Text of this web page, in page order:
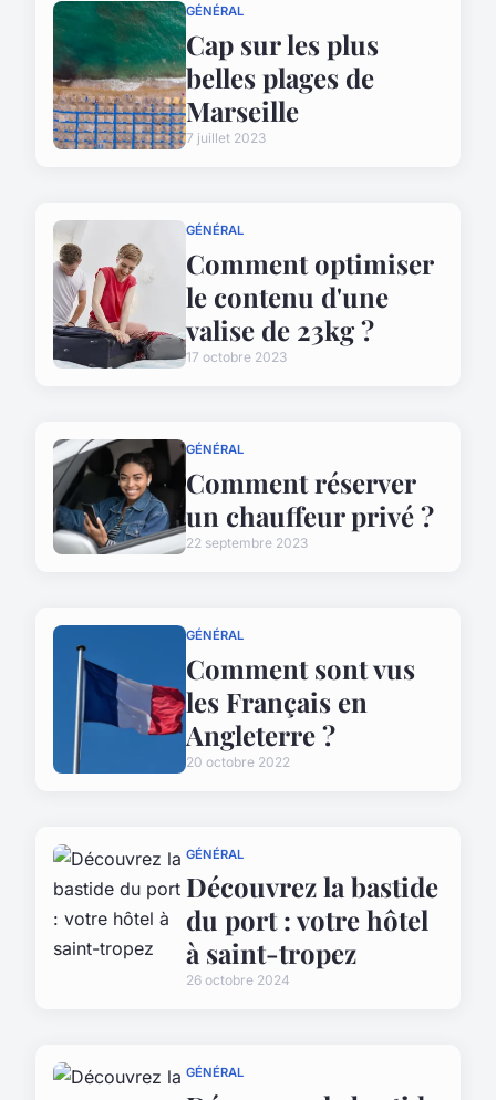
GÉNÉRAL
Cap sur les plus
belles plages de
Marseille
7 juillet 2023
GÉNÉRAL
Comment optimiser
le contenu d'une
valise de 23kg ?
17 octobre 2023
GÉNÉRAL
Comment réserver
un chauffeur privé ?
22 septembre 2023
GÉNÉRAL
Comment sont vus
les Français en
Angleterre ?
20 octobre 2022
GÉNÉRAL
Découvrez la bastide
du port : votre hôtel
à saint-tropez
26 octobre 2024
GÉNÉRAL